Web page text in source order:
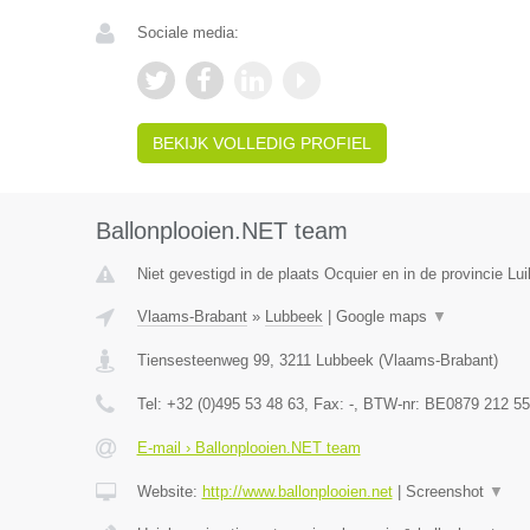
Sociale media:
BEKIJK VOLLEDIG PROFIEL
Ballonplooien.NET team
Niet gevestigd in de plaats Ocquier en in de provincie
Vlaams-Brabant» Lubbeek| Google maps ▼
Tiensesteenweg 99, 3211 Lubbeek(Vlaams-Brabant)
Tel: +32 (0)495 53 48 63, Fax: -, BTW-nr: BE0879 212
E-mail › Ballonplooien.NET team
Website: http://www.ballonplooien.net| Screenshot ▼